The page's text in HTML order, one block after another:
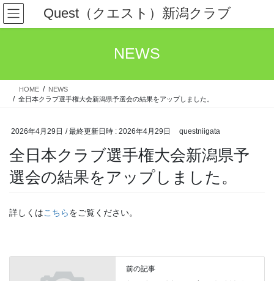
コ
ン
テ
ス
ナ
ビ
ゲ
ン
Quest（クエスト）新潟クラブ
NEWS
HOME
NEWS
全日本クラブ選手権大会新潟県予選会の結果をアップしました。
2026年4月29日 / 最終更新日時 : 2026年4月29日 questniigata
全日本クラブ選手権大会新潟県予
選会の結果をアップしました。
詳しくはこちらをご覧ください。
前の記事